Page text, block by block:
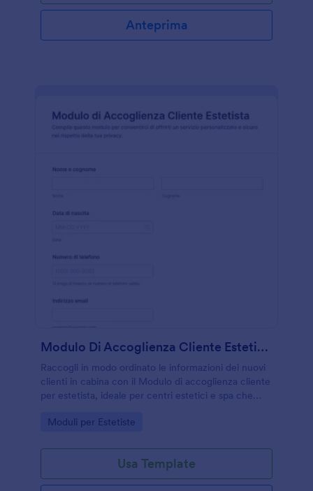
Anteprima
Modulo Di Accoglienza Cliente Estetista
Raccogli in modo ordinato le informazioni dei nuovi
clienti in cabina con il Modulo di accoglienza cliente
per estetista, ideale per centri estetici e spa che
con Jotform.
Go to Category:
Moduli per Estetiste
Usa Template